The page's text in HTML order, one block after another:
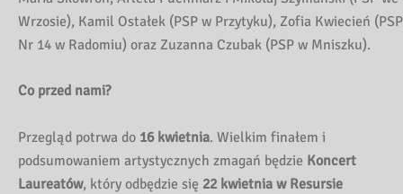
Wrzosie), Kamil Ostałek (PSP w Przytyku), Zofia Kwiecień (PSP
Nr 14 w Radomiu) oraz Zuzanna Czubak (PSP w Mniszku).
Co przed nami?
Przegląd potrwa do 16 kwietnia. Wielkim finałem i
podsumowaniem artystycznych zmagań będzie Koncert
Laureatów, który odbędzie się 22 kwietnia w Resursie